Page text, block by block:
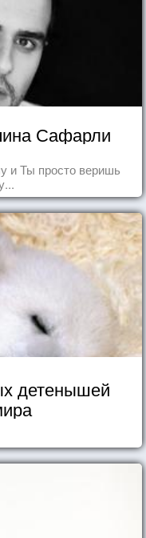
Сафарли
и Ты просто веришь
детенышей